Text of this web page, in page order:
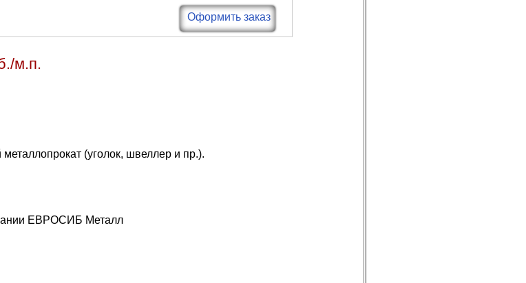
Оформить заказ
м.п.
(уголок, швеллер и пр.).
ЕВРОСИБ Металл